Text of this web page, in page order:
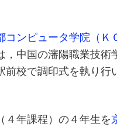
コンピュータ学院（Ｋ
，中国の瀋陽職業技術
前校で調印式を執り行
年課程）の４年生を